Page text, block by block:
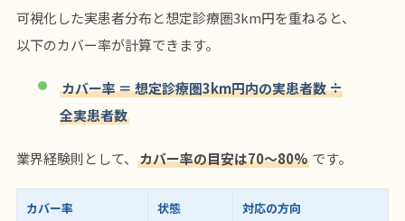
可視化した実患者分布と想定診療圏3km円を重ねると、
以下のカバー率が計算できます。
カバー率 ＝ 想定診療圏3km円内の実患者数 ÷
全実患者数
業界経験則として、 カバー率の目安は70〜80% です。
カバー率 状態 対応の方向